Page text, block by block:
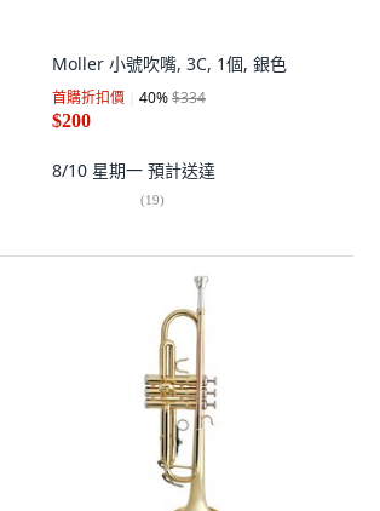
Moller 小號吹嘴, 3C, 1個, 銀色
首購折扣價 40%$334
$200
8/10 星期一 預計送達
(19)